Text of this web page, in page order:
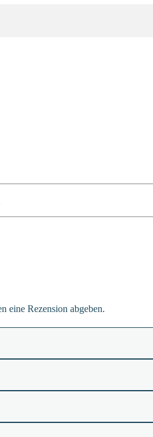
eine Rezension abgeben.